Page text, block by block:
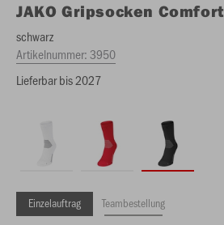
JAKO Gripsocken Comfort
schwarz
Artikelnummer:3950
Lieferbar bis 2027
Einzelauftrag Teambestellung